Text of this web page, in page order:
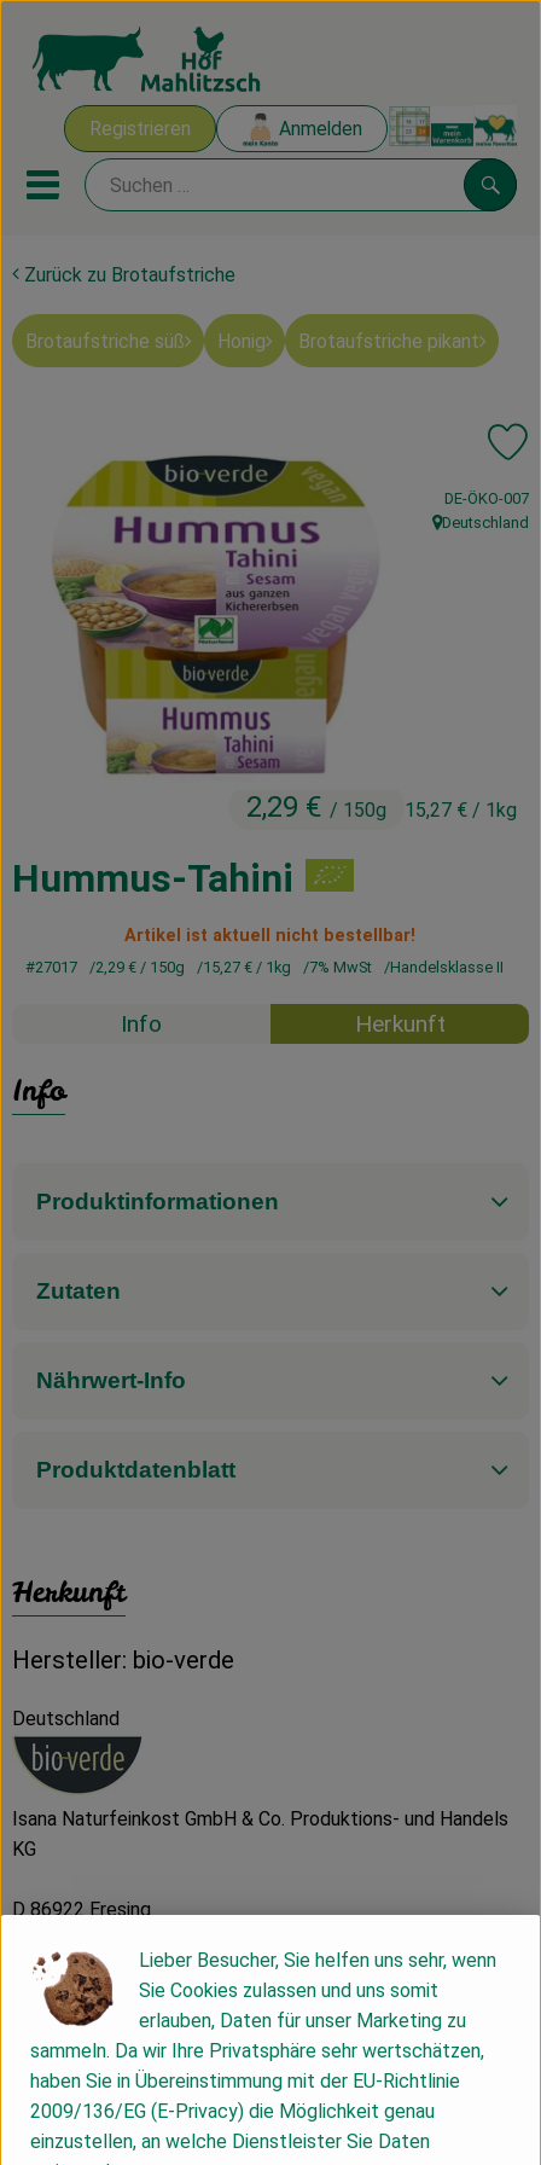
Registrieren Anmelden
Mobiles Menu öffnen oder
Ökokisten
Mahlitzscher Produkte
Ökokisten
Obst & Gemüse
Kühltheke
Vorratskammer
Getränke
Haus, Garten & Co.
Lieferservice
Blog
Zurück zu Brotaufstriche
Brotaufstriche süß Honig Brotaufstriche pikant
Hummus-Tahini
2,29 € / 150g 15,27 € / 1kg
,DE-ÖKO-007
, Herkunft:
Deutschland
Artikel ist aktuell nicht bestellbar!
#27017 2,29 € / 150g 15,27 € / 1kg 7% MwSt Handelsklasse II
Info Herkunft
Info
Produktinformationen
Zutaten
Nährwert-Info
Produktdatenblatt
Herkunft
Hersteller: bio-verde
Deutschland
Isana Naturfeinkost GmbH & Co. Produktions- und Handels
KG
D 86922 Eresing
beste Rohstoffe weiterverarbeiten. Diese können nach
unserem Verständnis nur aus Bio-Agrikultur beziehungsweise
Bio-Aquakultur stammen. Mit unseren Lieferant:innen pflegen
wir engen Kontakt und legen größten Wert auf faire und
langfristige Partnerschaften, um die Existenz mittel- und
kleinbäuerlichen Betrieben zu sichern. Aus vielen
Lieferant:innen sind längst Freund:innen geworden.
Lieber Besucher, Sie helfen uns sehr, wenn
Sie Cookies zulassen und uns somit
erlauben, Daten für unser Marketing zu
sammeln. Da wir Ihre Privatsphäre sehr wertschätzen,
haben Sie in Übereinstimmung mit der EU-Richtlinie
2009/136/EG (E-Privacy) die Möglichkeit genau
einzustellen, an welche Dienstleister Sie Daten